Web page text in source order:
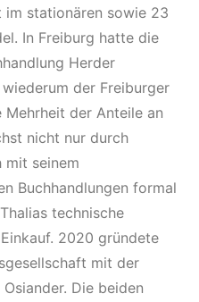
stationären sowie 23
In Freiburg hatte die
Herder
der Freiburger
der Anteile an
nicht nur durch
mit seinem
Buchhandlungen formal
technische
2020 gründete
mit der
Die beiden